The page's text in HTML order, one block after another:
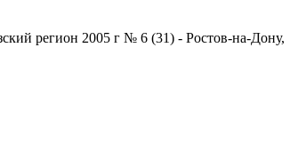
регион 2005 г № 6 (31) - Ростов-на-Дону,